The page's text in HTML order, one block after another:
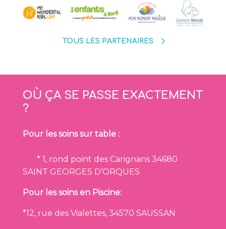
TOUS LES PARTENAIRES
OÙ ÇA SE PASSE EXACTEMENT
?
Pour les soins sur table :
* 1, rond point des Carignans 34680
SAINT GEORGES D’ORQUES
Pour les soins en Piscine:
*12, rue des Vialettes, 34570 SAUSSAN